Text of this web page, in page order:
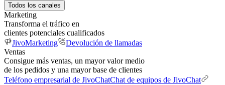
Todos los canales
Marketing
Transforma el tráfico en
clientes potenciales cualificados
JivoMarketing
Devolución de llamadas
Ventas
Consigue más ventas, un mayor valor medio
de los pedidos y una mayor base de clientes
Teléfono empresarial de JivoChatChat de equipos de JivoChat